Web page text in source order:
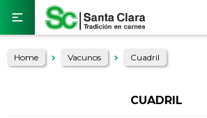

Home Vacunos Cuadril
CUADRIL